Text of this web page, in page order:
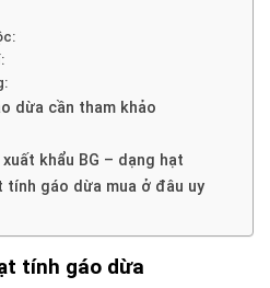
dừa cần tham khảo
khẩu BG – dạng hạt
tính gáo dừa mua ở đâu uy
tính gáo dừa